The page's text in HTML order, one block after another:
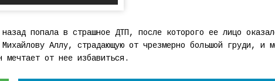
попала в страшное ДТП, после которого ее лицо
Аллу, страдающую от чрезмерно большой груди, и
от нее избавиться.